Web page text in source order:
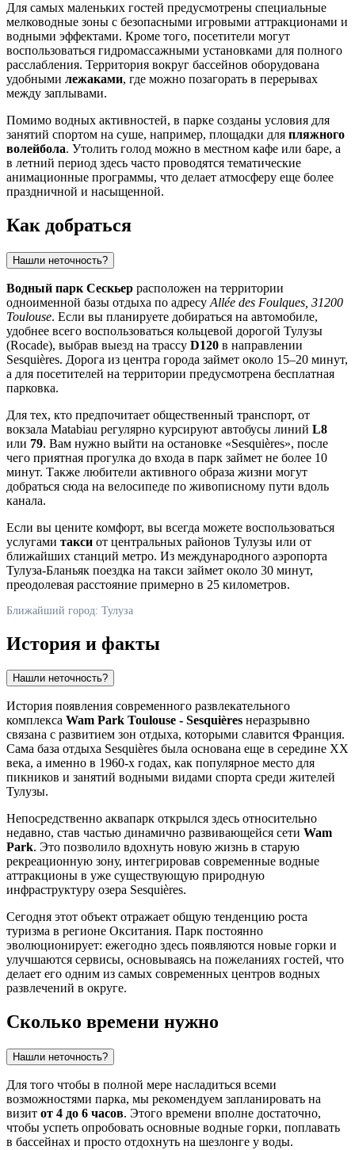
Для самых маленьких гостей предусмотрены специальные
мелководные зоны с безопасными игровыми аттракционами и
водными эффектами. Кроме того, посетители могут
воспользоваться гидромассажными установками для полного
расслабления. Территория вокруг бассейнов оборудована
удобными лежаками, где можно позагорать в перерывах
между заплывами.
Помимо водных активностей, в парке созданы условия для
занятий спортом на суше, например, площадки для пляжного
волейбола. Утолить голод можно в местном кафе или баре, а
в летний период здесь часто проводятся тематические
анимационные программы, что делает атмосферу еще более
праздничной и насыщенной.
Как добраться
Нашли неточность?
Водный парк Сескьер расположен на территории
одноименной базы отдыха по адресу Allée des Foulques, 31200
Toulouse. Если вы планируете добираться на автомобиле,
удобнее всего воспользоваться кольцевой дорогой Тулузы
(Rocade), выбрав выезд на трассу D120 в направлении
Sesquières. Дорога из центра города займет около 15–20 минут,
а для посетителей на территории предусмотрена бесплатная
парковка.
Для тех, кто предпочитает общественный транспорт, от
вокзала Matabiau регулярно курсируют автобусы линий L8
или 79. Вам нужно выйти на остановке «Sesquières», после
чего приятная прогулка до входа в парк займет не более 10
минут. Также любители активного образа жизни могут
добраться сюда на велосипеде по живописному пути вдоль
канала.
Если вы цените комфорт, вы всегда можете воспользоваться
услугами такси от центральных районов Тулузы или от
ближайших станций метро. Из международного аэропорта
Тулуза-Бланьяк поездка на такси займет около 30 минут,
преодолевая расстояние примерно в 25 километров.
Ближайший город: Тулуза
История и факты
Нашли неточность?
История появления современного развлекательного
комплекса Wam Park Toulouse - Sesquières неразрывно
связана с развитием зон отдыха, которыми славится Франция.
Сама база отдыха Sesquières была основана еще в середине XX
века, а именно в 1960-х годах, как популярное место для
пикников и занятий водными видами спорта среди жителей
Тулузы.
Непосредственно аквапарк открылся здесь относительно
недавно, став частью динамично развивающейся сети Wam
Park. Это позволило вдохнуть новую жизнь в старую
рекреационную зону, интегрировав современные водные
аттракционы в уже существующую природную
инфраструктуру озера Sesquières.
Сегодня этот объект отражает общую тенденцию роста
туризма в регионе Окситания. Парк постоянно
эволюционирует: ежегодно здесь появляются новые горки и
улучшаются сервисы, основываясь на пожеланиях гостей, что
делает его одним из самых современных центров водных
развлечений в округе.
Сколько времени нужно
Нашли неточность?
Для того чтобы в полной мере насладиться всеми
возможностями парка, мы рекомендуем запланировать на
визит от 4 до 6 часов. Этого времени вполне достаточно,
чтобы успеть опробовать основные водные горки, поплавать
в бассейнах и просто отдохнуть на шезлонге у воды.